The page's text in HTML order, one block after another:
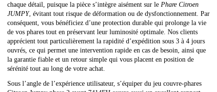
chaque détail, puisque la pièce s’intègre aisément sur le Phare Citroen
JUMPY, évitant tout risque de déformation ou de dysfonctionnement. Par
conséquent, vous bénéficiez d’une protection durable qui prolonge la vie
de vos phares tout en préservant leur luminosité optimale. Nos clients
apprécient tout particulièrement la rapidité d’expédition sous 3 à 4 jours
ouvrés, ce qui permet une intervention rapide en cas de besoin, ainsi que
la garantie fiable et un retour simple qui vous placent en position de
sérénité tout au long de votre achat.
Sous l’angle de l’expérience utilisateur, s’équiper du jeu couvre-phares